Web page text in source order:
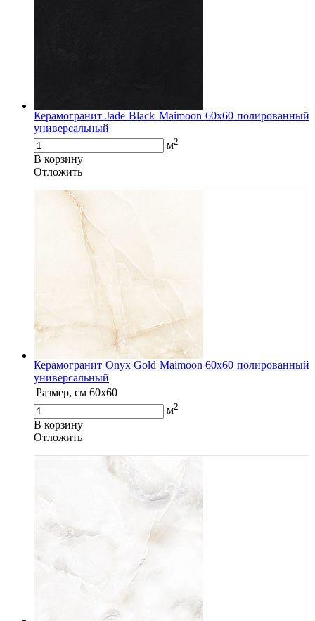
Керамогранит Jade Black Maimoon 60x60 полированный
универсальный
м2
В корзину
Oтложить
Керамогранит Onyx Gold Maimoon 60x60 полированный
универсальный
Размер, см 60x60
м2
В корзину
Oтложить